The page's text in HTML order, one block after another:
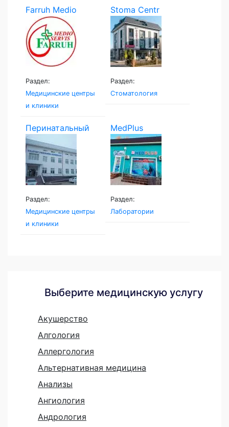
Farruh Medio
Servis
Раздел:
Медицинские центры
и клиники
Stoma Centr
Раздел:
Стоматология
Перинатальный
центр...
Раздел:
Медицинские центры
и клиники
MedPlus
Раздел:
Лаборатории
Выберите медицинскую услугу
Акушерство
Алгология
Аллергология
Альтернативная медицина
Анализы
Ангиология
Андрология